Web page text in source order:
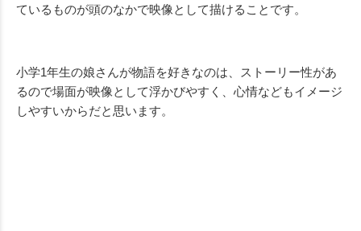
ているものが頭のなかで映像として描けることです。
小学1年生の娘さんが物語を好きなのは、ストーリー性があ
るので場面が映像として浮かびやすく、心情などもイメージ
しやすいからだと思います。